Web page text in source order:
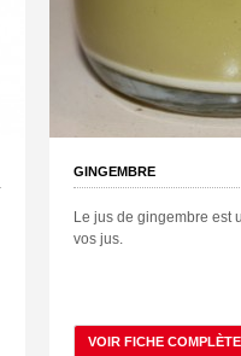
GINGEMBRE
Le jus de gingembre est
vos jus.
VOIR FICHE COMPLÈTE